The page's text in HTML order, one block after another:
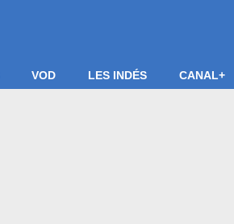
VOD LES INDÉS CANAL+